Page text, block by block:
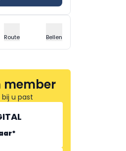
Route Bellen
member
u past
*